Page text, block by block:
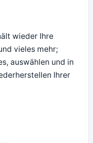
wieder Ihre
vieles mehr;
auswählen und in
Ihrer